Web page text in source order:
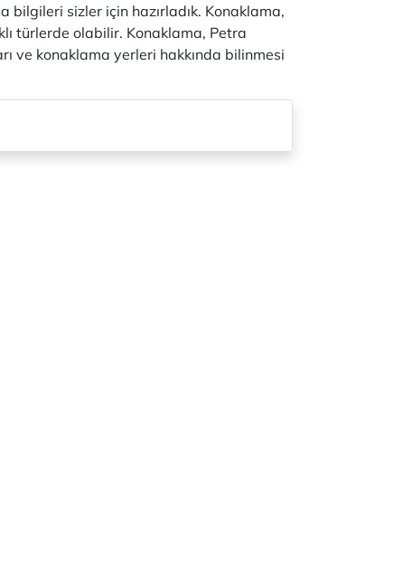
sizler için hazırladık. Konaklama,
türlerde olabilir. Konaklama, Petra
ve konaklama yerleri hakkında bilinmesi